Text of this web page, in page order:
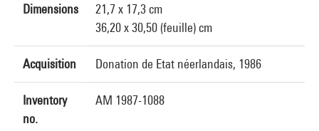
Dimensions
21,7 x 17,3 cm
36,20 x 30,50 (feuille) cm
Acquisition Donation de Etat néerlandais, 1986
Inventory
no.
AM 1987-1088